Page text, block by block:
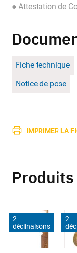
● Attestation de
Fiche technique
Notice de pose
IMPRIMER LA
2
déclinaisons
2